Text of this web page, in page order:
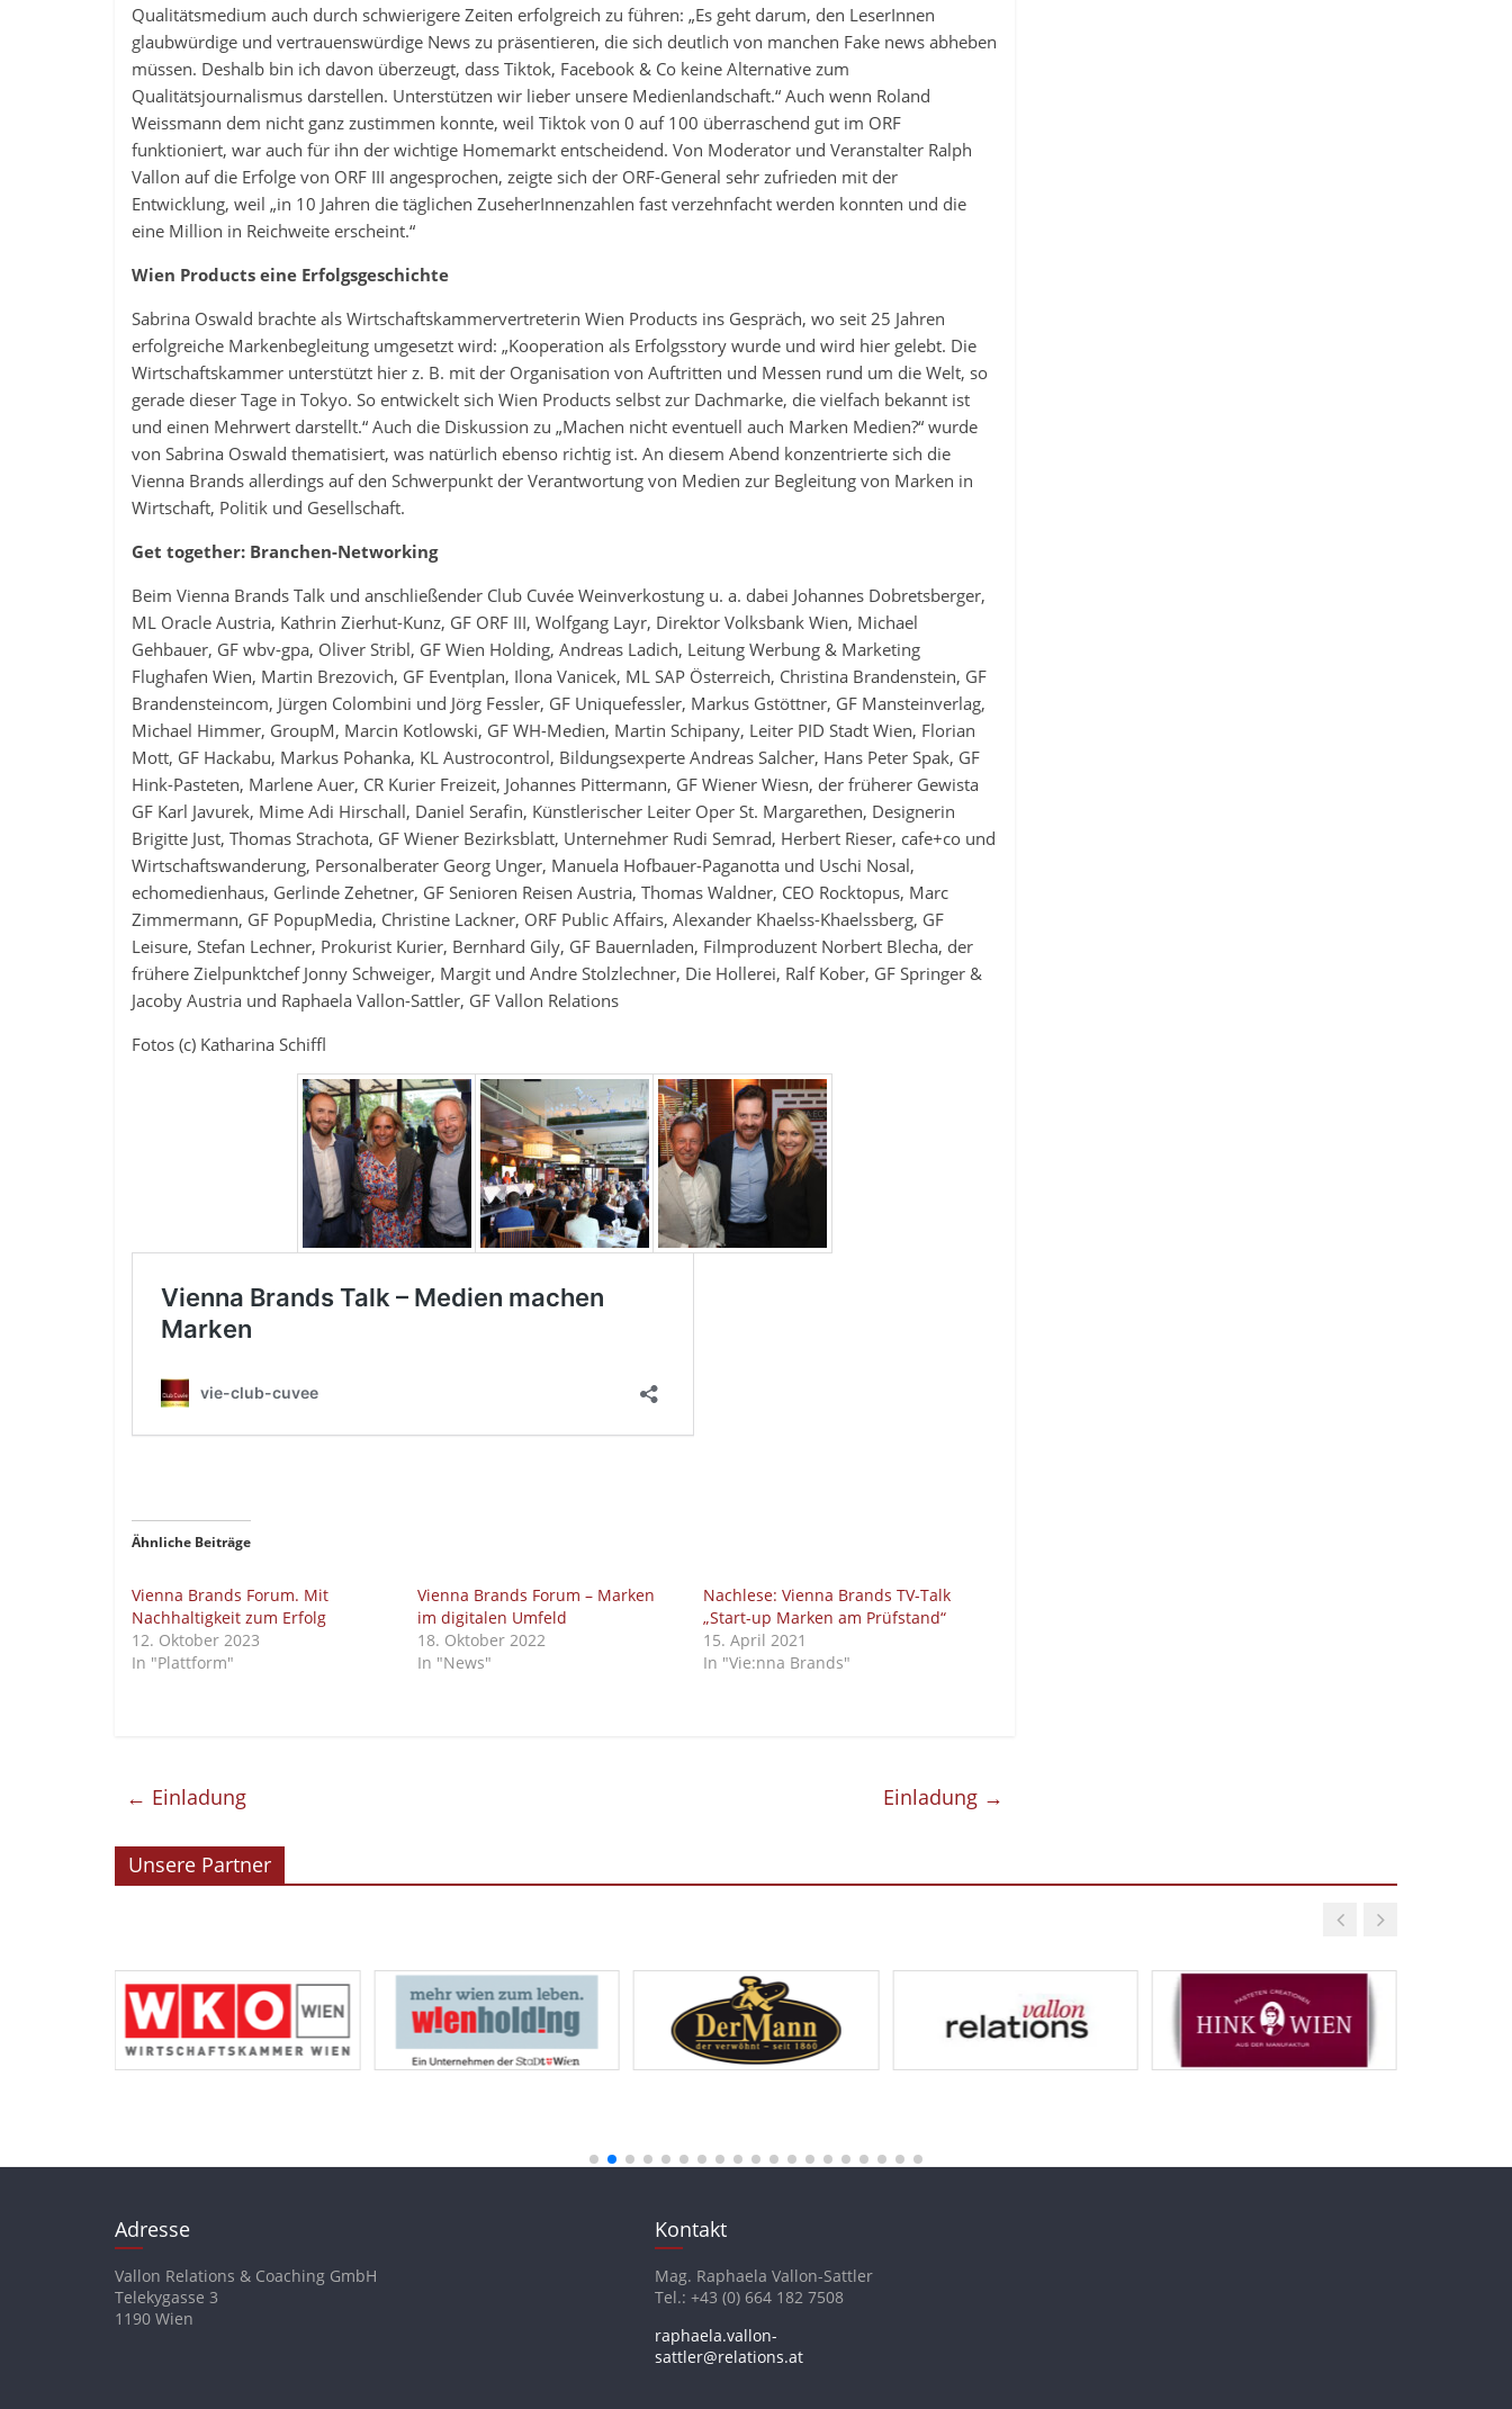
Qualitätsmedium auch durch schwierigere Zeiten erfolgreich zu führen: „Es geht darum, den LeserInnen
glaubwürdige und vertrauenswürdige News zu präsentieren, die sich deutlich von manchen Fake news abheben
müssen. Deshalb bin ich davon überzeugt, dass Tiktok, Facebook & Co keine Alternative zum
Qualitätsjournalismus darstellen. Unterstützen wir lieber unsere Medienlandschaft.“ Auch wenn Roland
Weissmann dem nicht ganz zustimmen konnte, weil Tiktok von 0 auf 100 überraschend gut im ORF
funktioniert, war auch für ihn der wichtige Homemarkt entscheidend. Von Moderator und Veranstalter Ralph
Vallon auf die Erfolge von ORF III angesprochen, zeigte sich der ORF-General sehr zufrieden mit der
Entwicklung, weil „in 10 Jahren die täglichen ZuseherInnenzahlen fast verzehnfacht werden konnten und die
eine Million in Reichweite erscheint.“
Wien Products eine Erfolgsgeschichte
Sabrina Oswald brachte als Wirtschaftskammervertreterin Wien Products ins Gespräch, wo seit 25 Jahren
erfolgreiche Markenbegleitung umgesetzt wird: „Kooperation als Erfolgsstory wurde und wird hier gelebt. Die
Wirtschaftskammer unterstützt hier z. B. mit der Organisation von Auftritten und Messen rund um die Welt, so
gerade dieser Tage in Tokyo. So entwickelt sich Wien Products selbst zur Dachmarke, die vielfach bekannt ist
und einen Mehrwert darstellt.“ Auch die Diskussion zu „Machen nicht eventuell auch Marken Medien?“ wurde
von Sabrina Oswald thematisiert, was natürlich ebenso richtig ist. An diesem Abend konzentrierte sich die
Vienna Brands allerdings auf den Schwerpunkt der Verantwortung von Medien zur Begleitung von Marken in
Wirtschaft, Politik und Gesellschaft.
Get together: Branchen-Networking
Beim Vienna Brands Talk und anschließender Club Cuvée Weinverkostung u. a. dabei Johannes Dobretsberger,
ML Oracle Austria, Kathrin Zierhut-Kunz, GF ORF III, Wolfgang Layr, Direktor Volksbank Wien, Michael
Gehbauer, GF wbv-gpa, Oliver Stribl, GF Wien Holding, Andreas Ladich, Leitung Werbung & Marketing
Flughafen Wien, Martin Brezovich, GF Eventplan, Ilona Vanicek, ML SAP Österreich, Christina Brandenstein, GF
Brandensteincom, Jürgen Colombini und Jörg Fessler, GF Uniquefessler, Markus Gstöttner, GF Mansteinverlag,
Michael Himmer, GroupM, Marcin Kotlowski, GF WH-Medien, Martin Schipany, Leiter PID Stadt Wien, Florian
Mott, GF Hackabu, Markus Pohanka, KL Austrocontrol, Bildungsexperte Andreas Salcher, Hans Peter Spak, GF
Hink-Pasteten, Marlene Auer, CR Kurier Freizeit, Johannes Pittermann, GF Wiener Wiesn, der früherer Gewista
GF Karl Javurek, Mime Adi Hirschall, Daniel Serafin, Künstlerischer Leiter Oper St. Margarethen, Designerin
Brigitte Just, Thomas Strachota, GF Wiener Bezirksblatt, Unternehmer Rudi Semrad, Herbert Rieser, cafe+co und
Wirtschaftswanderung, Personalberater Georg Unger, Manuela Hofbauer-Paganotta und Uschi Nosal,
echomedienhaus, Gerlinde Zehetner, GF Senioren Reisen Austria, Thomas Waldner, CEO Rocktopus, Marc
Zimmermann, GF PopupMedia, Christine Lackner, ORF Public Affairs, Alexander Khaelss-Khaelssberg, GF
Leisure, Stefan Lechner, Prokurist Kurier, Bernhard Gily, GF Bauernladen, Filmproduzent Norbert Blecha, der
frühere Zielpunktchef Jonny Schweiger, Margit und Andre Stolzlechner, Die Hollerei, Ralf Kober, GF Springer &
Jacoby Austria und Raphaela Vallon-Sattler, GF Vallon Relations
Fotos (c) Katharina Schiffl
Ähnliche Beiträge
Vienna Brands Forum. Mit
Nachhaltigkeit zum Erfolg
12. Oktober 2023
In "Plattform"
Vienna Brands Forum – Marken
im digitalen Umfeld
18. Oktober 2022
In "News"
Nachlese: Vienna Brands TV-Talk
„Start-up Marken am Prüfstand“
15. April 2021
In "Vie:nna Brands"
← Einladung Einladung →
Unsere Partner
Adresse
Vallon Relations & Coaching GmbH
Telekygasse 3
1190 Wien
Kontakt
Mag. Raphaela Vallon-Sattler
Tel.: +43 (0) 664 182 7508
raphaela.vallon-
sattler@relations.at